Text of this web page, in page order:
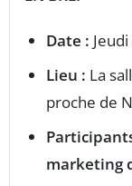
Date :
Lieu : La
proche de
marketing